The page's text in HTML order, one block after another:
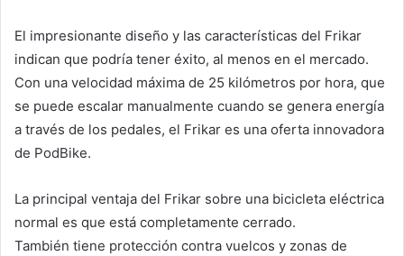
El impresionante diseño y las características del Frikar
indican que podría tener éxito, al menos en el mercado.
Con una velocidad máxima de 25 kilómetros por hora, que
se puede escalar manualmente cuando se genera energía
a través de los pedales, el Frikar es una oferta innovadora
de PodBike.
La principal ventaja del Frikar sobre una bicicleta eléctrica
normal es que está completamente cerrado.
También tiene protección contra vuelcos y zonas de